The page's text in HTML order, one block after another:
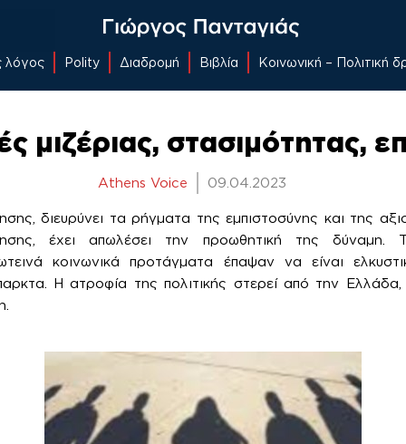
λόγος Polity Διαδρομή Βιβλία Κοινωνική – Πολιτική
μιζέριας, στασιμότητας,
Athens Voice 09.04.2023
διευρύνει τα ρήγματα της εμπιστοσύνης και της
έχει απωλέσει την προωθητική της δύναμη.
κοινωνικά προτάγματα έπαψαν να είναι
Η ατροφία της πολιτικής στερεί από την